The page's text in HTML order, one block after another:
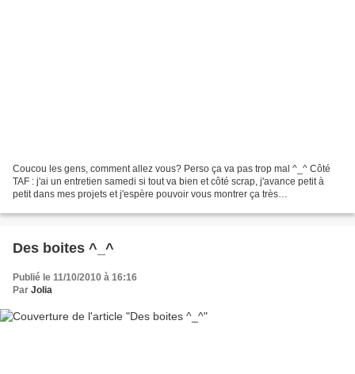
Coucou les gens, comment allez vous? Perso ça va pas trop mal ^_^ Côté
TAF : j'ai un entretien samedi si tout va bien et côté scrap, j'avance petit à
petit dans mes projets et j'espère pouvoir vous montrer ça très
Des boites ^_^
Publié le 11/10/2010 à 16:16
Par Jolia